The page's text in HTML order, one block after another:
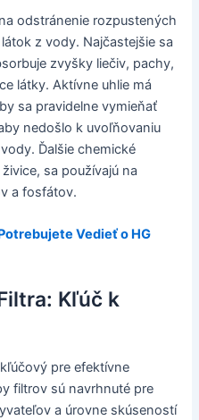
odstránenie rozpustených
z vody. Najčastejšie sa
zvyšky liečiv, pachy,
látky. Aktívne uhlie má
sa pravidelne vymieňať
nedošlo k uvoľňovaniu
Ďalšie chemické
sa používajú na
a fosfátov.
Vedieť o HG
Kľúč k
pre efektívne
filtrov sú navrhnuté pre
a úrovne skúseností